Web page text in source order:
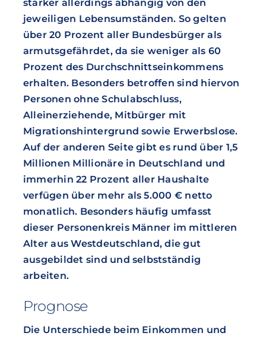
stärker allerdings abhängig von den
jeweiligen Lebensumständen. So gelten
über 20 Prozent aller Bundesbürger als
armutsgefährdet, da sie weniger als 60
Prozent des Durchschnittseinkommens
erhalten. Besonders betroffen sind hiervon
Personen ohne Schulabschluss,
Alleinerziehende, Mitbürger mit
Migrationshintergrund sowie Erwerbslose.
Auf der anderen Seite gibt es rund über 1,5
Millionen Millionäre in Deutschland und
immerhin 22 Prozent aller Haushalte
verfügen über mehr als 5.000 € netto
monatlich. Besonders häufig umfasst
dieser Personenkreis Männer im mittleren
Alter aus Westdeutschland, die gut
ausgebildet sind und selbstständig
arbeiten.
Prognose
Die Unterschiede beim Einkommen und